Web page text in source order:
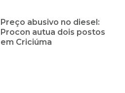
Preço abusivo no diesel:
Procon autua dois postos
em Criciúma